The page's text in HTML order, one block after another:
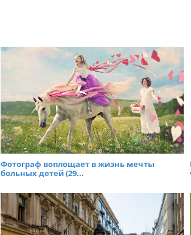
Фотограф воплощает в жизнь мечты
больных детей (29...